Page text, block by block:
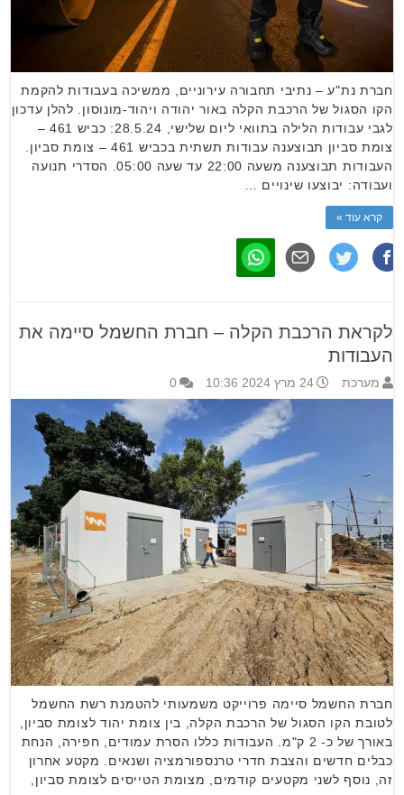
חברת נת"ע – נתיבי תחבורה עירוניים, ממשיכה בעבודות להקמת
הקו הסגול של הרכבת הקלה באור יהודה ויהוד-מונוסון. להלן עדכון
לגבי עבודות הלילה בתוואי ליום שלישי, 28.5.24: כביש 461 –
צומת סביון תבוצענה עבודות תשתית בכביש 461 – צומת סביון.
העבודות תבוצענה משעה 22:00 עד שעה 05:00. הסדרי תנועה
ועבודה: יבוצעו שינויים …
קרא עוד »
לקראת הרכבת הקלה – חברת החשמל סיימה את
העבודות
מערכת 24 מרץ 2024 10:36 0
חברת החשמל סיימה פרוייקט משמעותי להטמנת רשת החשמל
לטובת הקו הסגול של הרכבת הקלה, בין צומת יהוד לצומת סביון,
באורך של כ- 2 ק"מ. העבודות כללו הסרת עמודים, חפירה, הנחת
כבלים חדשים והצבת חדרי טרנספורמציה ושנאים. מקטע אחרון
זה, נוסף לשני מקטעים קודמים, מצומת הטייסים לצומת סביון,